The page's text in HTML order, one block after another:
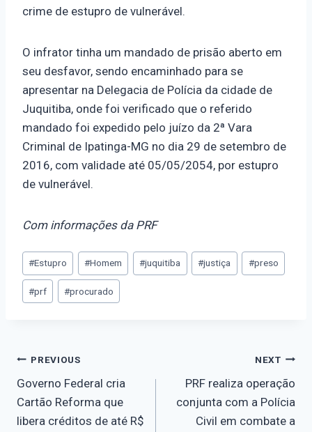
crime de estupro de vulnerável.
O infrator tinha um mandado de prisão aberto em
seu desfavor, sendo encaminhado para se
apresentar na Delegacia de Polícia da cidade de
Juquitiba, onde foi verificado que o referido
mandado foi expedido pelo juízo da 2ª Vara
Criminal de Ipatinga-MG no dia 29 de setembro de
2016, com validade até 05/05/2054, por estupro
de vulnerável.
Com informações da PRF
#Estupro #Homem #juquitiba #justiça #preso
#prf #procurado
PREVIOUS
Governo Federal cria
Cartão Reforma que
libera créditos de até R$
NEXT
PRF realiza operação
conjunta com a Polícia
Civil em combate a